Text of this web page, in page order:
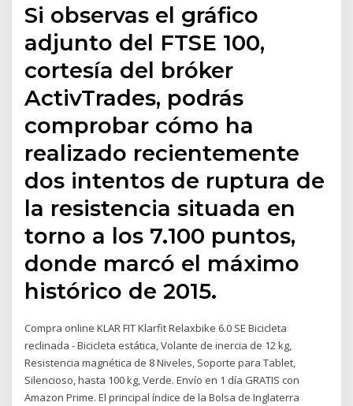
Si observas el gráfico
adjunto del FTSE 100,
cortesía del bróker
ActivTrades, podrás
comprobar cómo ha
realizado recientemente
dos intentos de ruptura de
la resistencia situada en
torno a los 7.100 puntos,
donde marcó el máximo
histórico de 2015.
Compra online KLAR FIT Klarfit Relaxbike 6.0 SE Bicicleta
reclinada - Bicicleta estática, Volante de inercia de 12 kg,
Resistencia magnética de 8 Niveles, Soporte para Tablet,
Silencioso, hasta 100 kg, Verde. Envío en 1 día GRATIS con
Amazon Prime. El principal índice de la Bolsa de Inglaterra